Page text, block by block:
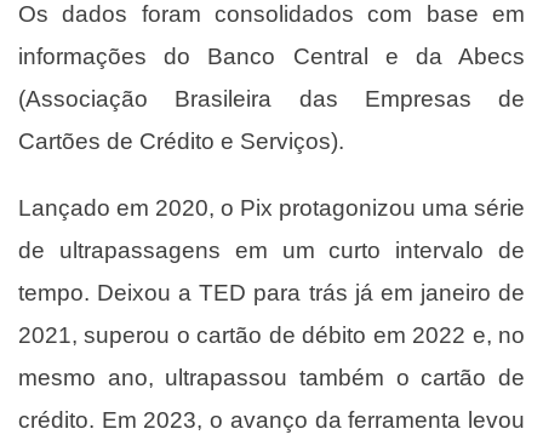
Os dados foram consolidados com base em
informações do Banco Central e da Abecs
(Associação Brasileira das Empresas de
Cartões de Crédito e Serviços).
Lançado em 2020, o Pix protagonizou uma série
de ultrapassagens em um curto intervalo de
tempo. Deixou a TED para trás já em janeiro de
2021, superou o cartão de débito em 2022 e, no
mesmo ano, ultrapassou também o cartão de
crédito. Em 2023, o avanço da ferramenta levou